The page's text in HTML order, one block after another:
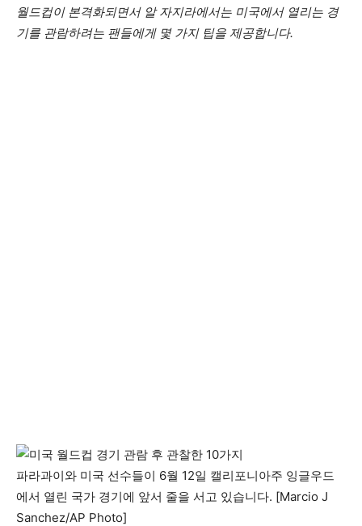
월드컵이 본격화되면서 알 자지라에서는 미국에서 열리는 경
기를 관람하려는 팬들에게 몇 가지 팁을 제공합니다.
파라과이와 미국 선수들이 6월 12일 캘리포니아주 잉글우드
에서 열린 국가 경기에 앞서 줄을 서고 있습니다. [Marcio J
Sanchez/AP Photo]